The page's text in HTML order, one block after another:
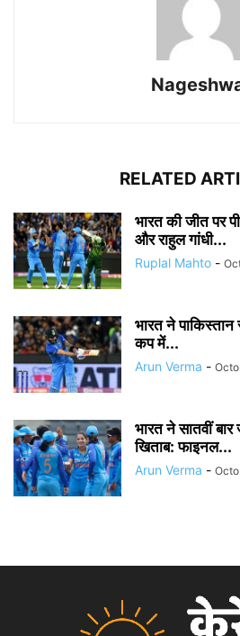
RELATED
भारत की जीत पर
और राहुल गांधी...
Ruplal Mahto -
भारत ने पाकिस्तान
कप में...
Arun Verma -
भारत ने सातवीं बार
खिताब: फाइनल...
Arun Verma -